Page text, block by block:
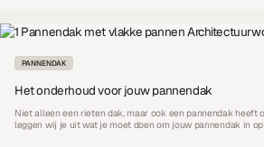
PANNENDAK
Het onderhoud voor jouw pannendak
Niet alleen een rieten dak, maar ook een pannendak heeft
leggen wij je uit wat je moet doen om jouw pannendak in